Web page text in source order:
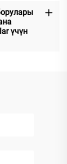
үчүн